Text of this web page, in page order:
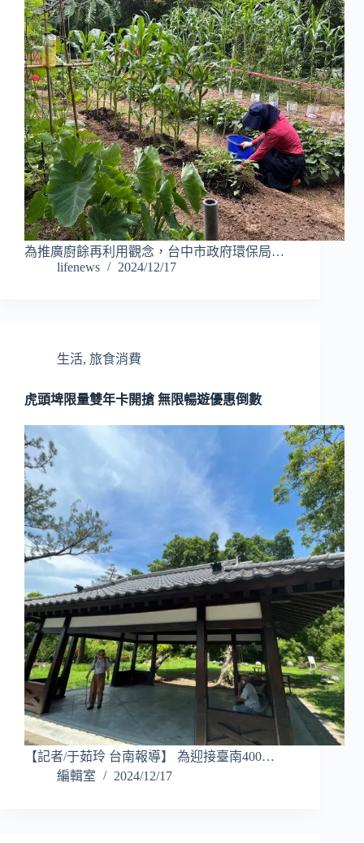
為推廣廚餘再利用觀念，台中市政府環保局…
lifenews
2024/12/17
生活, 旅食消費
虎頭埤限量雙年卡開搶 無限暢遊優惠倒數
【記者/于茹玲 台南報導】 為迎接臺南400…
編輯室
2024/12/17